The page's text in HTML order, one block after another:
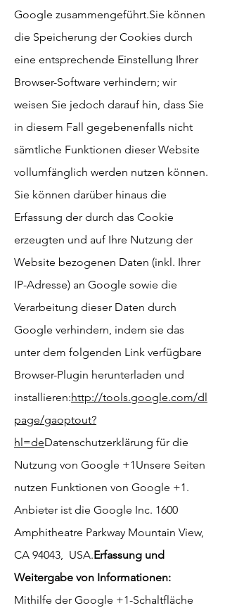
Google zusammengeführt.Sie können
die Speicherung der Cookies durch
eine entsprechende Einstellung Ihrer
Browser-Software verhindern; wir
weisen Sie jedoch darauf hin, dass Sie
in diesem Fall gegebenenfalls nicht
sämtliche Funktionen dieser Website
vollumfänglich werden nutzen können.
Sie können darüber hinaus die
Erfassung der durch das Cookie
erzeugten und auf Ihre Nutzung der
Website bezogenen Daten (inkl. Ihrer
IP-Adresse) an Google sowie die
Verarbeitung dieser Daten durch
Google verhindern, indem sie das
unter dem folgenden Link verfügbare
Browser-Plugin herunterladen und
installieren:http://tools.google.com/dl
page/gaoptout?
hl=deDatenschutzerklärung für die
Nutzung von Google +1Unsere Seiten
nutzen Funktionen von Google +1.
Anbieter ist die Google Inc. 1600
Amphitheatre Parkway Mountain View,
CA 94043, USA.Erfassung und
Weitergabe von Informationen:
Mithilfe der Google +1-Schaltfläche